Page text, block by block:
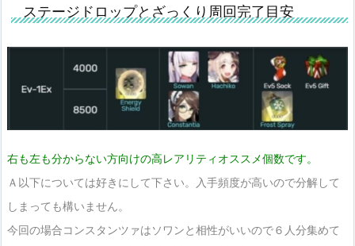
ステージドロップとざっくり周回完了目安
右も左も分からない方向けの高レアリティオススメ個数です。
Ａ以下については好きにして下さい。入手頻度が高いので分解して
しまっても構いません。
今回の場合コンスタンツァはソワンと相性がいいので６人分集めて